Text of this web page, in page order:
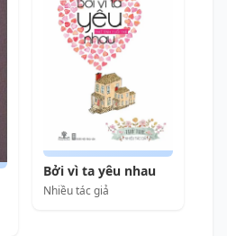
Bởi vì ta yêu nhau
Nhiều tác giả